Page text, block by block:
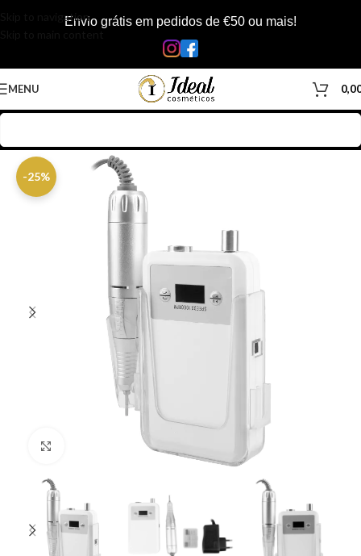
Skip to navigationEnvio grátis em pedidos de €50 ou mais!
MENU
-25%
Clique para ampliar